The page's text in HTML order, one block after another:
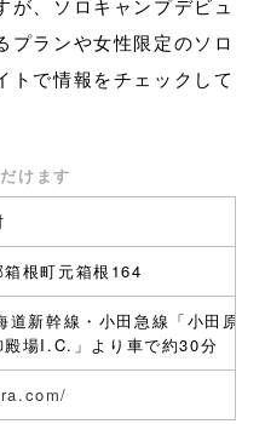
が、ソロキャンプデビュ
プランや女性限定のソロ
トで情報をチェックして
根町元箱根164
道新幹線・小田急線「小田原
殿場I.C.」より車で約30分